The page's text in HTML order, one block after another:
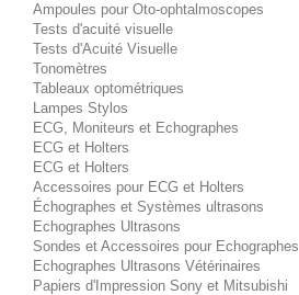
Ampoules pour Oto-ophtalmoscopes
Tests d'acuité visuelle
Tests d'Acuité Visuelle
Tonomètres
Tableaux optométriques
Lampes Stylos
ECG, Moniteurs et Echographes
ECG et Holters
ECG et Holters
Accessoires pour ECG et Holters
Échographes et Systèmes ultrasons
Echographes Ultrasons
Sondes et Accessoires pour Echographes
Echographes Ultrasons Vétérinaires
Papiers d'Impression Sony et Mitsubishi